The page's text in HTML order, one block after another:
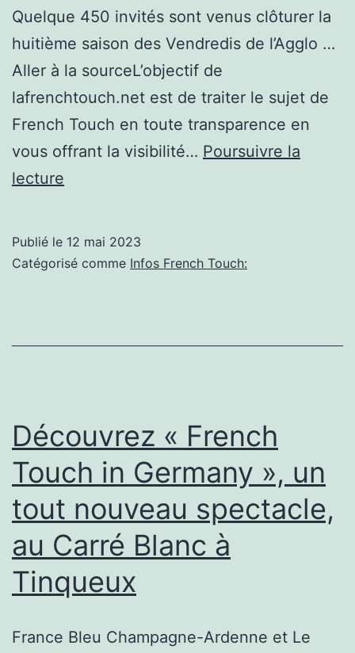
Quelque 450 invités sont venus clôturer la
huitième saison des Vendredis de l’Agglo …
Aller à la sourceL’objectif de
lafrenchtouch.net est de traiter le sujet de
French Touch en toute transparence en
vous offrant la visibilité… Poursuivre la
lecture
clôt
Publié le 12 mai 2023
Catégorisé comme Infos French Touch:
Découvrez « French
Touch in Germany », un
tout nouveau spectacle,
au Carré Blanc à
Tinqueux
France Bleu Champagne-Ardenne et Le